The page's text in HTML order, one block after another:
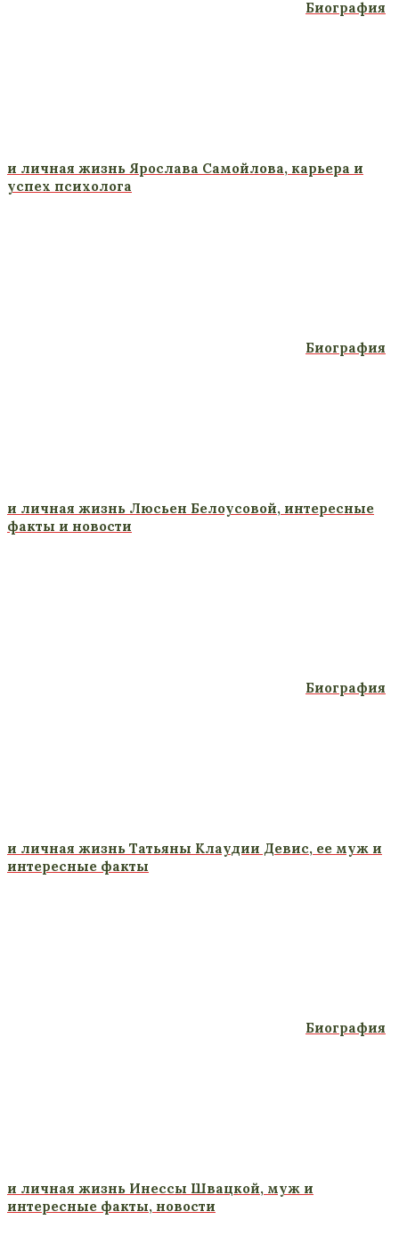
Биография
и личная жизнь Ярослава Самойлова, карьера и
успех психолога
Биография
и личная жизнь Люсьен Белоусовой, интересные
факты и новости
Биография
и личная жизнь Татьяны Клаудии Девис, ее муж и
интересные факты
Биография
и личная жизнь Инессы Швацкой, муж и
интересные факты, новости